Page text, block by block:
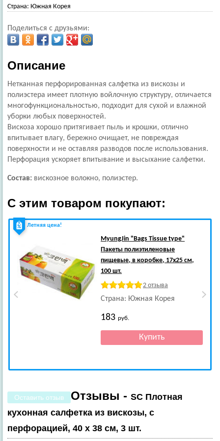
Страна: Южная Корея
Поделиться с друзьями:
Описание
Нетканная перфорированная салфетка из вискозы и
полиэстера имеет плотную войлочную структуру, отличается
многофункциональностью, подходит для сухой и влажной
уборки любых поверхностей.
Вискоза хорошо притягивает пыль и крошки, отлично
впитывает влагу, бережно очищает, не повреждая
поверхности и не оставляя разводов после использования.
Перфорация ускоряет впитывание и высыхание салфетки.
Состав: вискозное волокно, полиэстер.
С этим товаром покупают:
Летняя цена!
MyungJin "Bags Tissue type"
Пакеты полиэтиленовые
пищевые, в коробке, 17х25 см,
100 шт.
2 отзыва
Страна: Южная Корея
183руб.
Оставить отзыв Отзывы - SC Плотная
кухонная салфетка из вискозы, с
перфорацией, 40 х 38 см, 3 шт.